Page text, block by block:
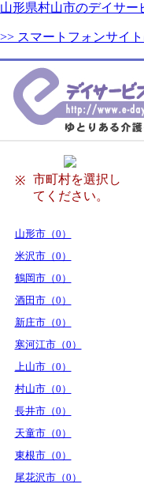
山形県村山市のデイサー
>> スマートフォンサイ
※
市町村を選択し
てください。
山形市（0）
米沢市（0）
鶴岡市（0）
酒田市（0）
新庄市（0）
寒河江市（0）
上山市（0）
村山市（0）
長井市（0）
天童市（0）
東根市（0）
尾花沢市（0）